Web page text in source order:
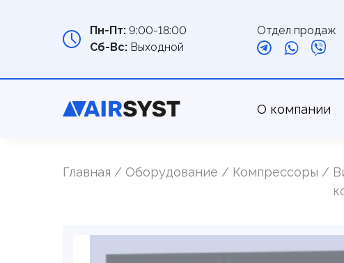
Пн-Пт:9:00-18:00
Сб-Вс:Выходной
Отдел продаж
О компании
Главная Оборудование Компрессоры